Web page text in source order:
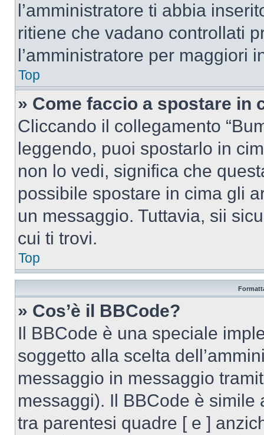
l’amministratore ti abbia
ritiene che vadano controllati
l’amministratore per maggiori
Top
» Come faccio a spostare in
Cliccando il collegamento
leggendo, puoi spostarlo in
non lo vedi, significa che
possibile spostare in cima gli
un messaggio. Tuttavia, sii
cui ti trovi.
Top
» Cos’è il BBCode?
Il BBCode è una speciale
soggetto alla scelta
messaggio in messaggio
messaggi). Il BBCode è simile
tra parentesi quadre [ e ]